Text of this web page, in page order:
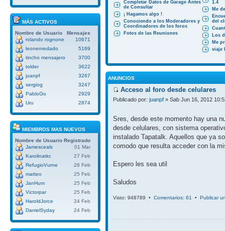
MÁS ACTIVOS
Nombre de Usuario
Mensajes
rolando rognone
10671
leonenredado
5169
tincho mensajero
3700
tolder
3622
juanpf
3267
sergiog
3247
PabloGo
2929
Uru
2874
MIEMBROS MAS NUEVOS
Nombre de Usuario Registrado
Jamesceals
01 Mar
Karolinatkc
27 Feb
RefugioVurne
26 Feb
matteo
25 Feb
JanHum
25 Feb
Victorpar
25 Feb
HaroldJorce
24 Feb
DanielSyday
24 Feb
Completar Datos de Garage Antes
de Consultar
¡ Hagamos algo !
Conociendo a los Moderadores y
Coordinadores de los foros
Fotos de las Reuniones
1.4
Me
del
Los
Me
viaje
ANUNCIOS
Acceso al foro desde celulares
Publicado por: juanpf » Sab Jun 16, 2012
Sres, desde este momento hay una
desde celulares, con sistema
instalado Tapatalk. Aquellos que ya
comodo que resulta acceder con la
Espero les sea util
Saludos
Visto: 948789 • Comentarios: 61 • Publicar